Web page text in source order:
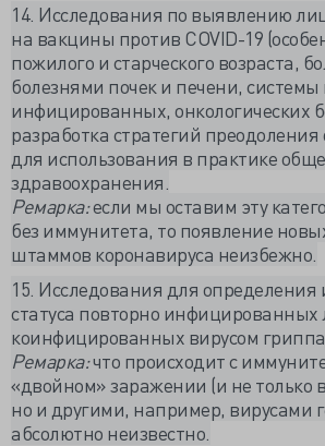
14. Исследования по выявлению
на вакцины против COVID-19
пожилого и старческого возраста,
болезнями почек и печени,
инфицированных, онкологических
разработка стратегий преодоления
для использования в практике
здравоохранения.
Ремарка:если мы оставим эту
без иммунитета, то появление
штаммов коронавируса неизбежно.
15. Исследования для определения
статуса повторно инфицированных
коинфицированных вирусом гриппа
Ремарка:что происходит с
«двойном» заражении (и не только
но и другими, например, вирусами
абсолютно неизвестно.